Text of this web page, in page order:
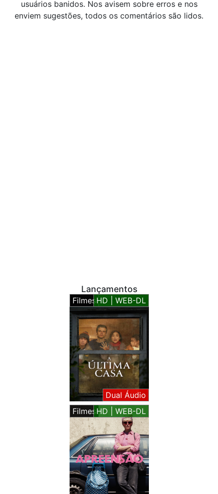
usuários banidos. Nos avisem sobre erros e nos
enviem sugestões, todos os comentários são lidos.
Lançamentos
FilmesHD | WEB-DL
Dual Áudio
FilmesHD | WEB-DL